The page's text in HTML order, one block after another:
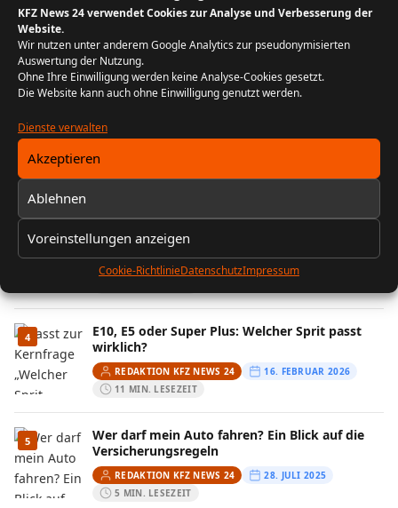
KFZ News 24 verwendet Cookies zur Analyse und Verbesserung der
Website.
Wir nutzen unter anderem Google Analytics zur pseudonymisierten
Auswertung der Nutzung.
Ohne Ihre Einwilligung werden keine Analyse-Cookies gesetzt.
Die Website kann auch ohne Einwilligung genutzt werden.
Dienste verwalten
Akzeptieren
Ablehnen
Voreinstellungen anzeigen
Cookie-RichtlinieDatenschutzImpressum
1
Der Bikergruß: Ein Zeichen der
REDAKTION KFZ NEWS 24
5 MIN. LESEZEIT
2
FIN entschlüsseln: Baujahr, Motor &
Ausstattung prüfen
10 MIN. LESEZEIT
3
und was ist verboten?
REDAKTION KFZ NEWS 24
6. JANUAR 2025
4
E10, E5 oder Super Plus: Welcher Sprit passt
wirklich?
REDAKTION KFZ NEWS 24
16. FEBRUAR 2026
11 MIN. LESEZEIT
5
Wer darf mein Auto fahren? Ein Blick auf die
Versicherungsregeln
REDAKTION KFZ NEWS 24
28. JULI 2025
5 MIN. LESEZEIT